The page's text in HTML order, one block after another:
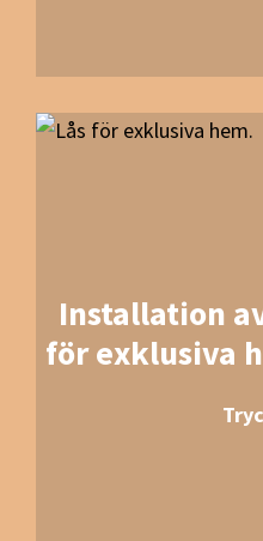
Installation
för exklusiva